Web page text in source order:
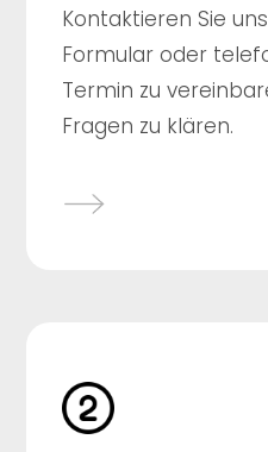
Kontaktieren Sie
Formular oder
Termin zu
Fragen zu klären.